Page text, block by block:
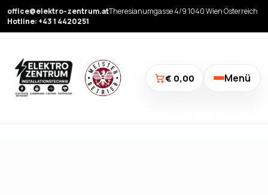
office@elektro-zentrum.atTheresianumgasse 4/9 1040 Wien Österreich
Hotline: +43 1 4420251
€ 0,00 Menü